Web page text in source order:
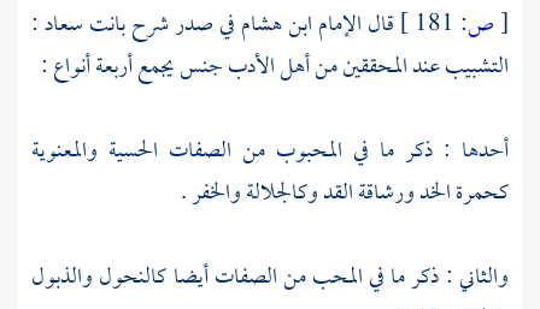
[ص: قال الإمامابن هشامفي صدر شرح بانت سعاد :
التشبيب عند المحققين من أهل الأدب جنس يجمع أربعة أنواع :
أحدها : ذكر ما في المحبوب من الصفات الحسية والمعنوية
كحمرة الخد ورشاقة القد وكالجلالة والخفر .
والثاني : ذكر ما في المحب من الصفات أيضا كالنحول والذبول